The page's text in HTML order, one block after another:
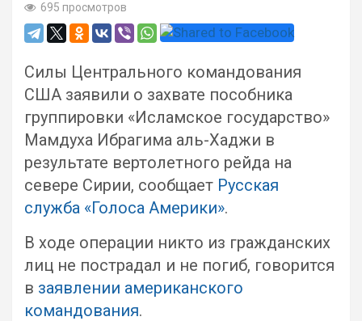
695 просмотров
Силы Центрального командования
США заявили о захвате пособника
группировки «Исламское государство»
Мамдуха Ибрагима аль-Хаджи в
результате вертолетного рейда на
севере Сирии, сообщает Русская
служба «Голоса Америки».
В ходе операции никто из гражданских
лиц не пострадал и не погиб, говорится
в заявлении американского
командования.